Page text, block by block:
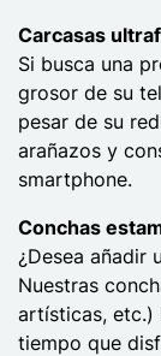
Carcasas
Si busca una
grosor de su
pesar de su
arañazos y
smartphone.
Conchas
¿Desea añadir
Nuestras
artísticas, etc.)
tiempo que